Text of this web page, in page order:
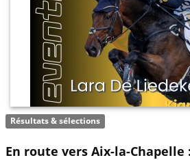
Résultats & sélections
En route vers Aix-la-Chapelle